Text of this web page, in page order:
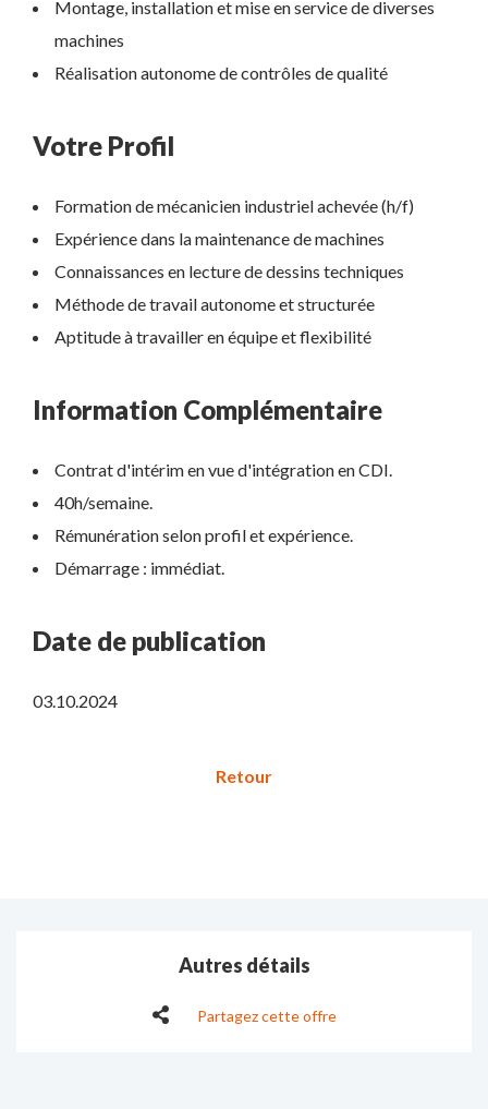
Montage, installation et mise en service de diverses
machines
Réalisation autonome de contrôles de qualité
Votre Profil
Formation de mécanicien industriel achevée (h/f)
Expérience dans la maintenance de machines
Connaissances en lecture de dessins techniques
Méthode de travail autonome et structurée
Aptitude à travailler en équipe et flexibilité
Information Complémentaire
Contrat d'intérim en vue d'intégration en CDI.
40h/semaine.
Rémunération selon profil et expérience.
Démarrage : immédiat.
Date de publication
03.10.2024
Autres détails
Partagez cette offre